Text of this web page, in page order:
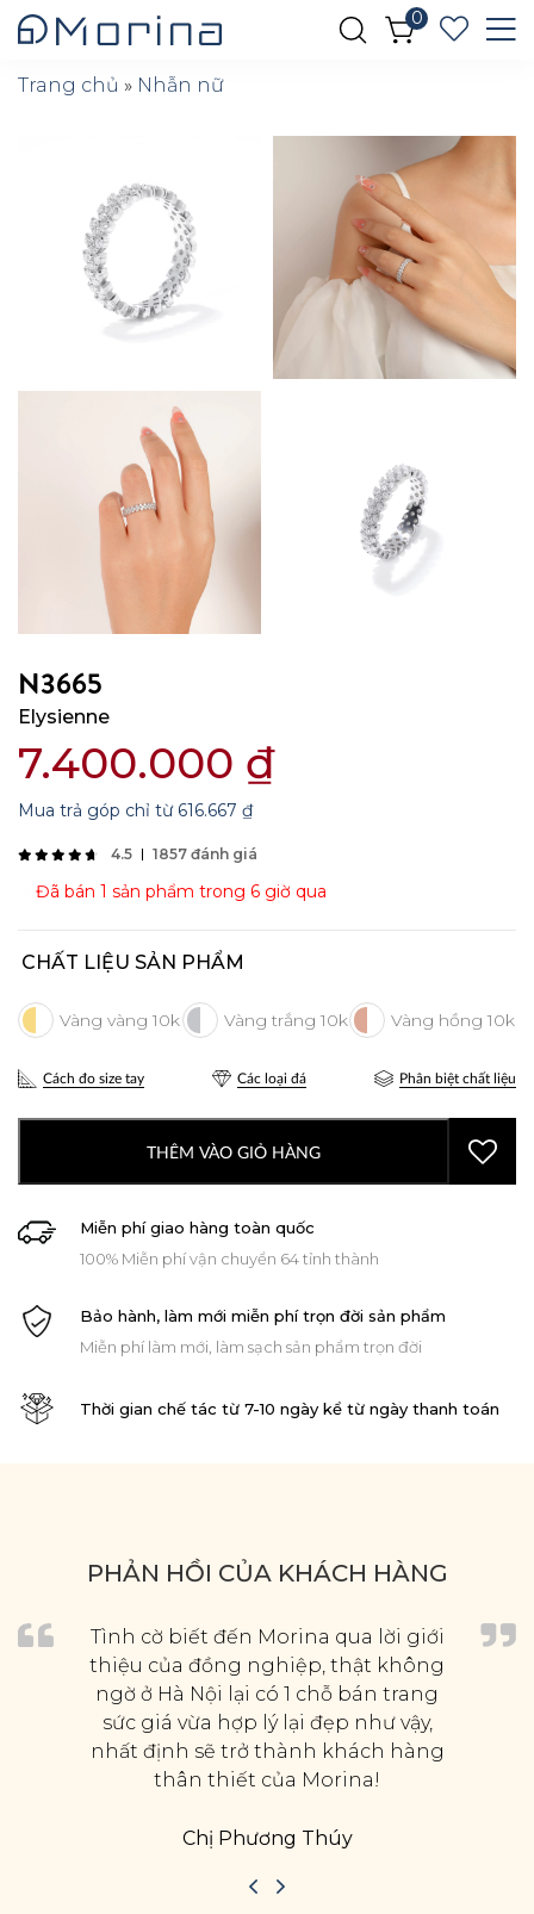
0
Trang chủ » Nhẫn nữ
N3665
Elysienne
7.400.000 ₫
Mua trả góp chỉ từ 616.667 ₫
4.5 1857 đánh giá
Đã bán 1 sản phẩm trong 6 giờ qua
CHẤT LIỆU SẢN PHẨM
Cách đo size tay Các loại đá Phân biệt chất liệu
THÊM VÀO GIỎ HÀNG
Miễn phí giao hàng toàn quốc
100% Miễn phí vận chuyển 64 tỉnh thành
Bảo hành, làm mới miễn phí trọn đời sản phẩm
Miễn phí làm mới, làm sạch sản phẩm trọn đời
Thời gian chế tác từ 7-10 ngày kể từ ngày thanh toán
PHẢN HỒI CỦA KHÁCH HÀNG
Tình cờ biết đến Morina qua lời giới
thiệu của đồng nghiệp, thật không
ngờ ở Hà Nội lại có 1 chỗ bán trang
sức giá vừa hợp lý lại đẹp như vậy,
nhất định sẽ trở thành khách hàng
thân thiết của Morina!
Chị Phương Thúy